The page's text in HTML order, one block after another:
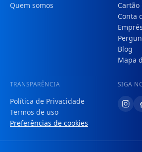
Quem somos
Conta
Blog
Mapa
TRANSPARÊNCIA
Política de Privacidade
Termos de uso
Preferências de cookies
SIGA